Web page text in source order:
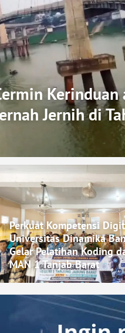
Kerinduan
Jernih di
Perkuat Kompetensi
Universitas Dinamika
Gelar Pelatihan Koding
MAN 1 Tanjab Barat